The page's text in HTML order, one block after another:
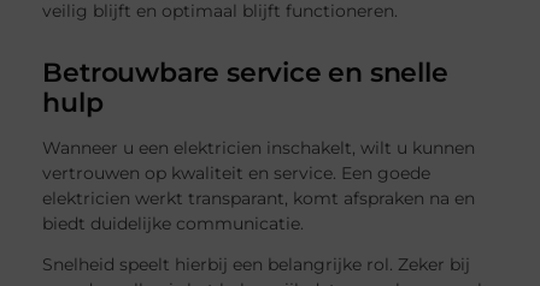
veilig blijft en optimaal blijft functioneren.
Betrouwbare service en snelle
hulp
Wanneer u een elektricien inschakelt, wilt u kunnen
vertrouwen op kwaliteit en service. Een goede
elektricien werkt transparant, komt afspraken na en
biedt duidelijke communicatie.
Snelheid speelt hierbij een belangrijke rol. Zeker bij